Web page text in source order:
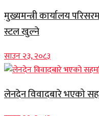
मुख्यमन्त्री कार्यालय
स्टल खुल्ने
साउन २३, २०८३
लेनदेन विवादबारे भएको